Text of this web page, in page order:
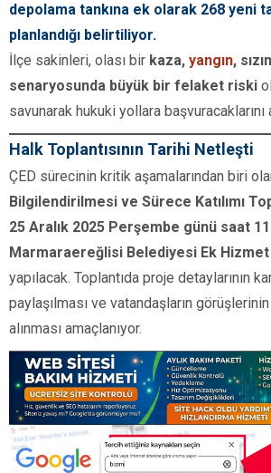
depolama tankına ek olarak 268 yeni
planlandığı belirtiliyor.
İlçe sakinleri, olası bir kaza, yangın,
senaryosunda büyük bir felaket riski
savunarak hukuki yollara başvuracaklarını
Halk Toplantısının Tarihi Netleşti
ÇED sürecinin kritik aşamalarından biri
Bilgilendirilmesi ve Sürece Katılımı
25 Aralık 2025 Perşembe günü saat
Marmaraereğlisi Belediyesi Ek Hizmet
yapılacak. Toplantıda proje detaylarının
paylaşılması ve vatandaşların
alınması amaçlanıyor.